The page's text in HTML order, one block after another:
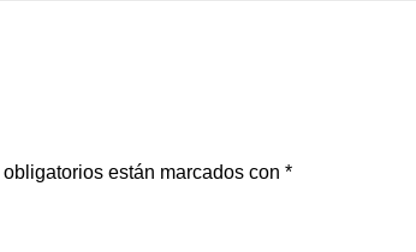
obligatorios están marcados con *